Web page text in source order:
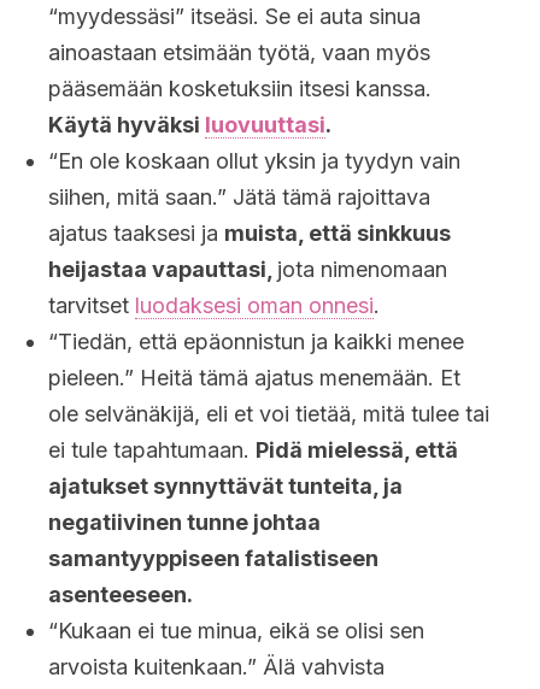
“myydessäsi” itseäsi. Se ei auta sinua
ainoastaan etsimään työtä, vaan myös
pääsemään kosketuksiin itsesi kanssa.
Käytä hyväksi luovuuttasi.
“En ole koskaan ollut yksin ja tyydyn vain
siihen, mitä saan.” Jätä tämä rajoittava
ajatus taaksesi ja muista, että sinkkuus
heijastaa vapauttasi, jota nimenomaan
tarvitset luodaksesi oman onnesi.
“Tiedän, että epäonnistun ja kaikki menee
pieleen.” Heitä tämä ajatus menemään. Et
ole selvänäkijä, eli et voi tietää, mitä tulee tai
ei tule tapahtumaan. Pidä mielessä, että
ajatukset synnyttävät tunteita, ja
negatiivinen tunne johtaa
samantyyppiseen fatalistiseen
asenteeseen.
“Kukaan ei tue minua, eikä se olisi sen
arvoista kuitenkaan.” Älä vahvista